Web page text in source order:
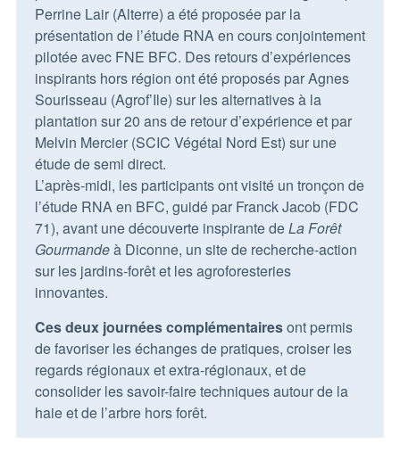
Perrine Lair (Alterre) a été proposée par la
présentation de l’étude RNA en cours conjointement
pilotée avec FNE BFC. Des retours d’expériences
inspirants hors région ont été proposés par Agnes
Sourisseau (Agrof’Ile) sur les alternatives à la
plantation sur 20 ans de retour d’expérience et par
Melvin Mercier (SCIC Végétal Nord Est) sur une
étude de semi direct.
L’après-midi, les participants ont visité un tronçon de
l’étude RNA en BFC, guidé par Franck Jacob (FDC
71), avant une découverte inspirante deLa Forêt
Gourmandeà Diconne, un site de recherche-action
sur les jardins-forêt et les agroforesteries
innovantes.
Ces deux journées complémentairesont permis
de favoriser les échanges de pratiques, croiser les
regards régionaux et extra-régionaux, et de
consolider les savoir-faire techniques autour de la
haie et de l’arbre hors forêt.